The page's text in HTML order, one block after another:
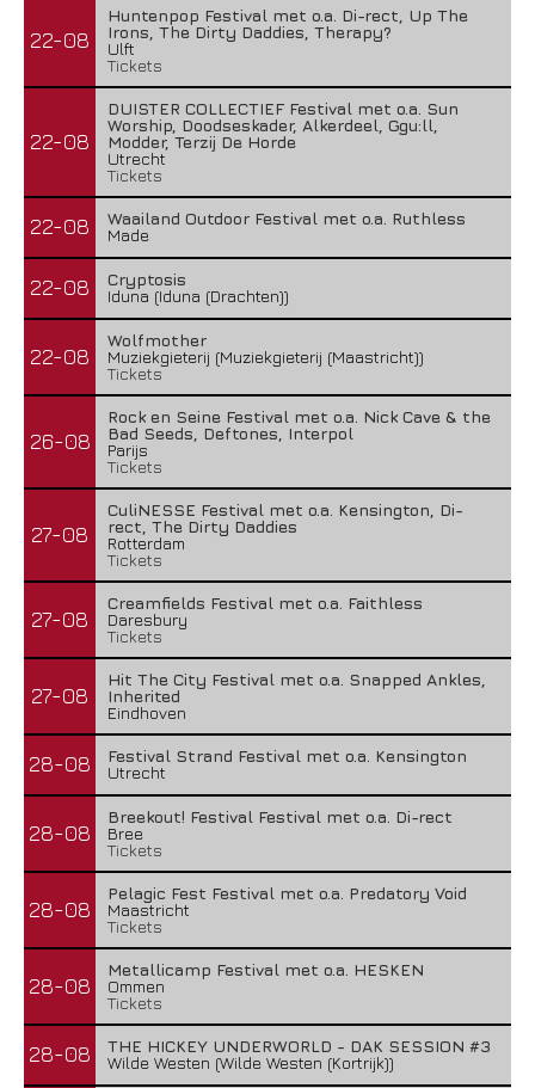
22-08
Huntenpop Festival met o.a. Di-rect, Up The
Irons, The Dirty Daddies, Therapy?
Ulft
Tickets
22-08
DUISTER COLLECTIEF Festival met o.a. Sun
Worship, Doodseskader, Alkerdeel, Ggu:ll,
Modder, Terzij De Horde
Utrecht
Tickets
22-08
Waailand Outdoor Festival met o.a. Ruthless
Made
22-08
Cryptosis
Iduna (Iduna (Drachten))
22-08
Wolfmother
Muziekgieterij (Muziekgieterij (Maastricht))
Tickets
26-08
Rock en Seine Festival met o.a. Nick Cave & the
Bad Seeds, Deftones, Interpol
Parijs
Tickets
27-08
CuliNESSE Festival met o.a. Kensington, Di-
rect, The Dirty Daddies
Rotterdam
Tickets
27-08
Creamfields Festival met o.a. Faithless
Daresbury
Tickets
27-08
Hit The City Festival met o.a. Snapped Ankles,
Inherited
Eindhoven
28-08
Festival Strand Festival met o.a. Kensington
Utrecht
28-08
Breekout! Festival Festival met o.a. Di-rect
Bree
Tickets
28-08
Pelagic Fest Festival met o.a. Predatory Void
Maastricht
Tickets
28-08
Metallicamp Festival met o.a. HESKEN
Ommen
Tickets
28-08
THE HICKEY UNDERWORLD - DAK SESSION #3
Wilde Westen (Wilde Westen (Kortrijk))